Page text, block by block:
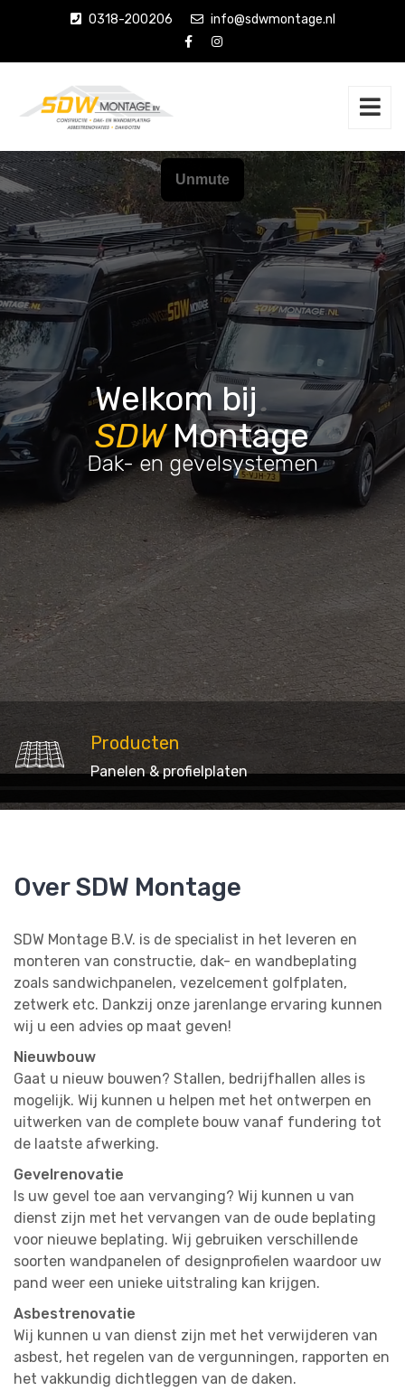
0318-200206 info@sdwmontage.nl
Welkom bij
SDW Montage
Dak- en gevelsystemen
Kwaliteit boven alles
Wij leveren de beste kwaliteit
Over SDW Montage
SDW Montage B.V. is de specialist in het leveren en
monteren van constructie, dak- en wandbeplating
zoals sandwichpanelen, vezelcement golfplaten,
zetwerk etc. Dankzij onze jarenlange ervaring kunnen
wij u een advies op maat geven!
Nieuwbouw
Gaat u nieuw bouwen? Stallen, bedrijfhallen alles is
mogelijk. Wij kunnen u helpen met het ontwerpen en
uitwerken van de complete bouw vanaf fundering tot
de laatste afwerking.
Gevelrenovatie
Is uw gevel toe aan vervanging? Wij kunnen u van
dienst zijn met het vervangen van de oude beplating
voor nieuwe beplating. Wij gebruiken verschillende
soorten wandpanelen of designprofielen waardoor uw
pand weer een unieke uitstraling kan krijgen.
Asbestrenovatie
Wij kunnen u van dienst zijn met het verwijderen van
asbest, het regelen van de vergunningen, rapporten en
het vakkundig dichtleggen van de daken.